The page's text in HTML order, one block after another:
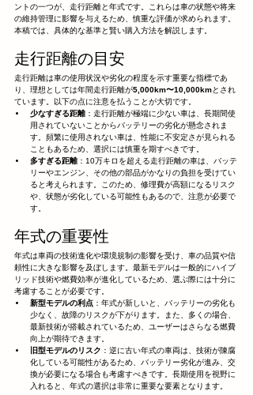
ントの一つが、走行距離と年式です。これらは車の状態や将来
の維持管理に影響を与えるため、慎重な評価が求められます。
本稿では、具体的な基準と賢い購入方法を解説します。
走行距離の目安
走行距離は車の使用状況や劣化の程度を示す重要な指標であ
り、理想としては年間走行距離が5,000km〜10,000kmとされ
ています。以下の点に注意を払うことが大切です。
少なすぎる距離 ：走行距離が極端に少ない車は、長期間使
用されていないことからバッテリーの劣化が懸念されま
す。頻繁に使用されない車は、性能に不安定さが見られる
こともあるため、選択には慎重を期すべきです。
多すぎる距離 ：10万キロを超える走行距離の車は、バッテ
リーやエンジン、その他の部品がかなりの負担を受けてい
ると考えられます。このため、修理費が高額になるリスク
や、状態が劣化している可能性もあるので、注意が必要で
す。
年式の重要性
年式は車両の技術進化や環境規制の影響を受け、車の品質や信
頼性に大きな影響を及ぼします。最新モデルは一般的にハイブ
リッド技術や燃費効率が進化しているため、選ぶ際には十分に
考慮することが必要です。
新型モデルの利点 ：年式が新しいと、バッテリーの劣化も
少なく、故障のリスクが下がります。また、多くの場合、
最新技術が搭載されているため、ユーザーはさらなる燃費
向上が期待できます。
旧型モデルのリスク ：逆に古い年式の車両は、技術が陳腐
化している可能性があるため、バッテリー劣化が進み、交
換が必要になる場合も考慮すべきです。長期使用を視野に
入れると、年式の選択は非常に重要な要素となります。